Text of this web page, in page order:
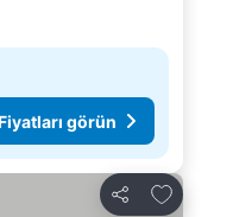
görün
Paylaş